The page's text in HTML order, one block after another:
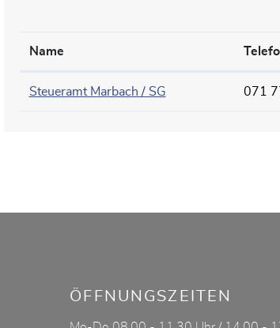
Name
Steueramt Marbach / SG 071
ÖFFNUNGSZEITEN